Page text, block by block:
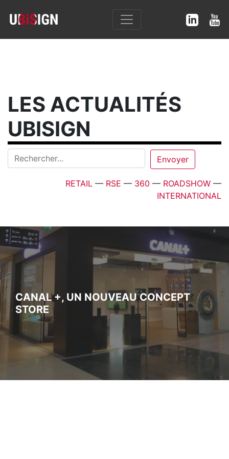
LES ACTUALITÉS
UBISIGN
RETAIL — RSE — 360 — ROADSHOW —
INTERNATIONAL
CANAL +, UN NOUVEAU CONCEPT
STORE